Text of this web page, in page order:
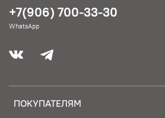
ПОКУПАТЕЛЯМ
+7(906) 700-33-30
WhatsApp